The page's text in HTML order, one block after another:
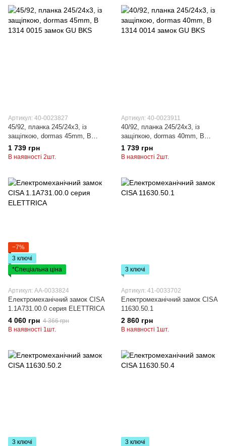
Артикул: 40-0023827
45/92, планка 245/24x3, із
защiпкою, dormas 45mm, B
1314 0015 замок GU BKS
1 739 грн
В наявності 2шт.
Артикул: 40-0023911
40/92, планка 245/24x3, із
защiпкою, dormas 40mm, B
1314 0014 замок GU BKS
1 739 грн
В наявності 2шт.
−7%
3 ключі
*Спеціальна ціна
Артикул: AA-0033824
Електромеханічний замок CISA
1.1А731.00.0 серия ELETTRICA
4 060 грн 4 366 грн
В наявності 1шт.
3 ключі
Артикул: 41-0033702
Електромеханічний замок CISA
11630.50.1
2 860 грн
В наявності 1шт.
3 ключі 3 ключі